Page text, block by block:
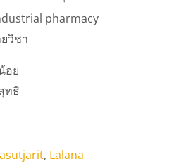
pharmacy
วิชา
อย
ทธิ
, Lalana